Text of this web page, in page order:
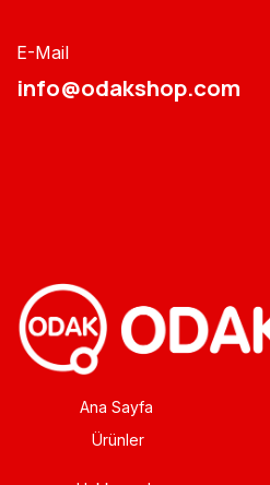
E-Mail
info@odakshop.com​
Ana Sayfa
Ürünler